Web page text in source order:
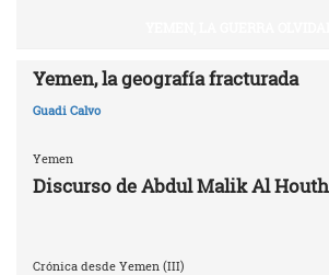
Yemen, la geografía fracturada
Guadi Calvo
Yemen
Discurso de Abdul Malik Al
Crónica desde Yemen (III)